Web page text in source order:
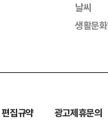
날씨
생활문
편집규약
광고제휴문의